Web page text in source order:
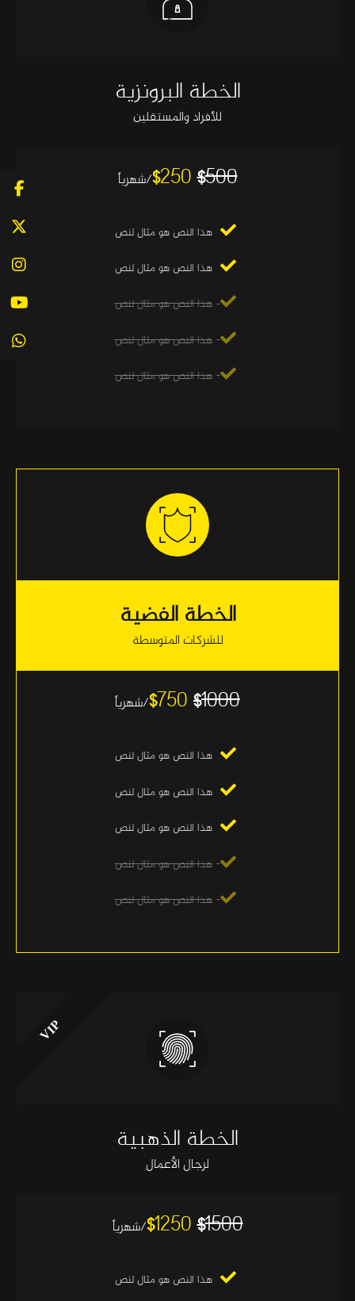
الخطة البرونزية
للأفراد والمستقلين
$500
$250 /شهرياً
هذا النص هو مثال لنص
هذا النص هو مثال لنص
هذا النص هو مثال لنص
هذا النص هو مثال لنص
هذا النص هو مثال لنص
الخطة الفضية
للشركات المتوسطة
$1000
$750 /شهرياً
هذا النص هو مثال لنص
هذا النص هو مثال لنص
هذا النص هو مثال لنص
هذا النص هو مثال لنص
هذا النص هو مثال لنص
الخطة الذهبية
لرجال الأعمال
$1500
$1250 /شهرياً
هذا النص هو مثال لنص